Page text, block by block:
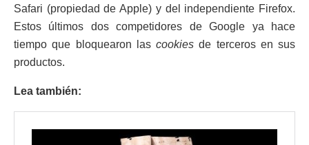
Safari (propiedad de Apple) y del independiente Firefox.
Estos últimos dos competidores de Google ya hace
tiempo que bloquearon las cookies de terceros en sus
productos.
Lea también: